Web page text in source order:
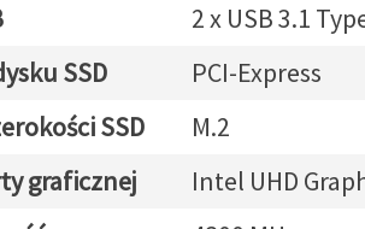
2 x USB 3.1
SSD
PCI-Express
SSD
M.2
graficznej
Intel UHD